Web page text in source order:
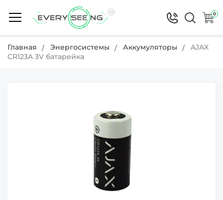
0
Главная Энергосистемы Аккумуляторы
AJAX
CR123A 3V батарейка